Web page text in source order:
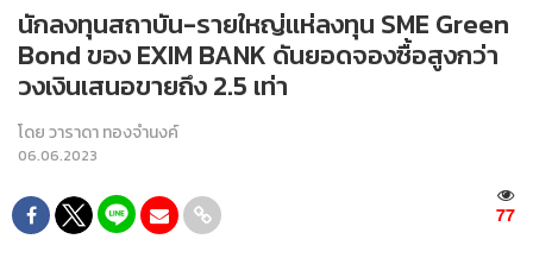
นักลงทุนสถาบัน-รายใหญ่แห่ลงทุน SME Green
Bond ของ EXIM BANK ดันยอดจองซื้อสูงกว่า
วงเงินเสนอขายถึง 2.5 เท่า
โดยวาราดา ทองจำนงค์
06.06.2023
77